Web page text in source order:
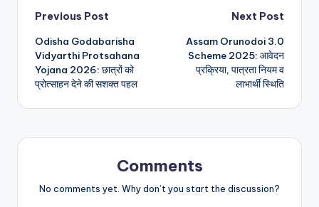
Post
navigation
Previous Post
Odisha Godabarisha
Vidyarthi Protsahana
Yojana 2026: छात्रों को
प्रोत्साहन देने की सशक्त पहल
Next Post
Assam Orunodoi 3.0
Scheme 2025: आवेदन
प्रक्रिया, पात्रता नियम व
लाभार्थी स्थिति
Comments
No comments yet. Why don’t you start the discussion?